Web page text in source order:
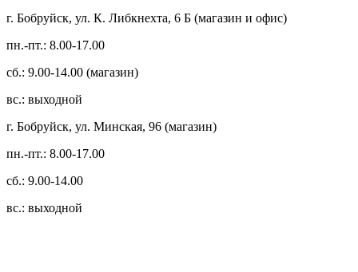
г. Бобруйск, ул. К. Либкнехта, 6 Б (магазин и офис)
пн.-пт.: 8.00-17.00
сб.: 9.00-14.00 (магазин)
вс.: выходной
г. Бобруйск, ул. Минская, 96 (магазин)
пн.-пт.: 8.00-17.00
сб.: 9.00-14.00
вс.: выходной